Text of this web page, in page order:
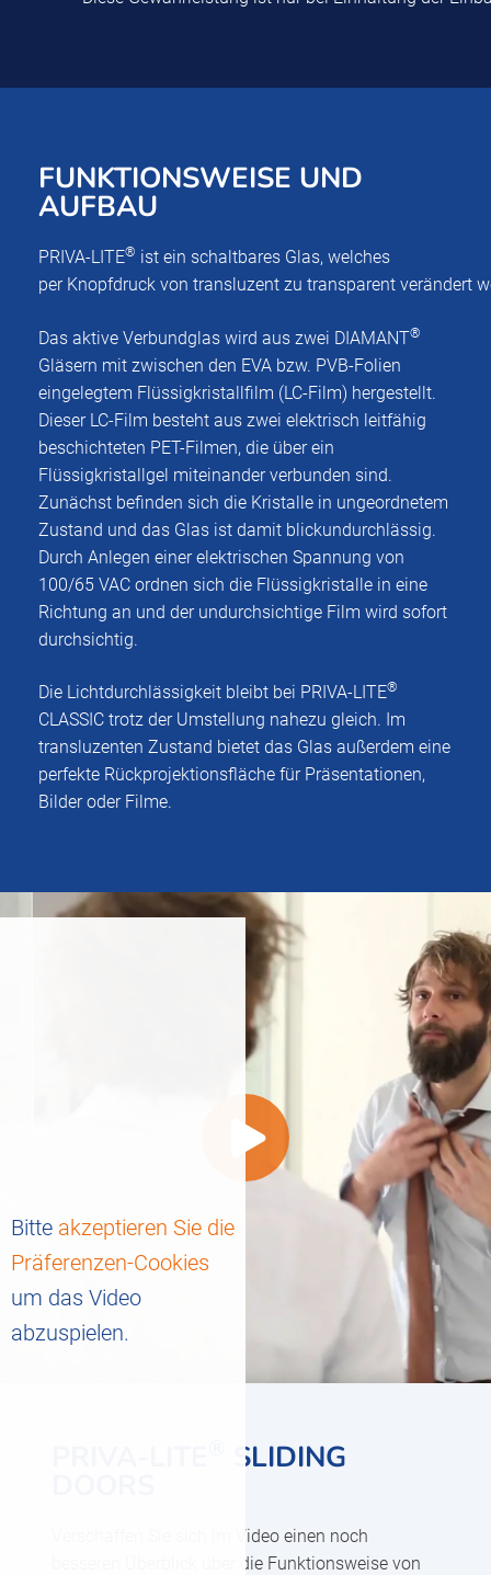
FUNKTIONSWEISE UND
AUFBAU
PRIVA-LITE® ist ein schaltbares Glas, welches
per Knopfdruck von transluzent zu transparent verändert
Das aktive Verbundglas wird aus zwei DIAMANT®
Gläsern mit zwischen den EVA bzw. PVB-Folien
eingelegtem Flüssigkristallfilm (LC-Film) hergestellt.
Dieser LC-Film besteht aus zwei elektrisch leitfähig
beschichteten PET-Filmen, die über ein
Flüssigkristallgel miteinander verbunden sind.
Zunächst befinden sich die Kristalle in ungeordnetem
Zustand und das Glas ist damit blickundurchlässig.
Durch Anlegen einer elektrischen Spannung von
100/65 VAC ordnen sich die Flüssigkristalle in eine
Richtung an und der undurchsichtige Film wird sofort
durchsichtig.
Die Lichtdurchlässigkeit bleibt bei PRIVA-LITE®
CLASSIC trotz der Umstellung nahezu gleich. Im
transluzenten Zustand bietet das Glas außerdem eine
perfekte Rückprojektionsfläche für Präsentationen,
Bilder oder Filme.
Bitte akzeptieren Sie die
Präferenzen-Cookies
um das Video
abzuspielen.
SLIDING
Verschaffen Sie sich im Video einen noch
besseren Überblick über die Funktionsweise von